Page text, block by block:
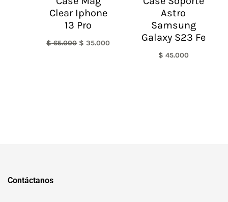
Clear Iphone
13 Pro
$65.000 $ 35.000
Astro
Samsung
Galaxy S23 Fe
$ 45.000
Contáctanos